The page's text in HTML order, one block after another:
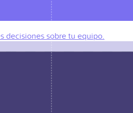
decisiones sobre tu equipo.